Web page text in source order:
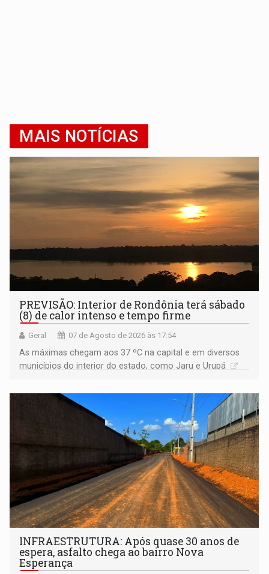
MAIS NOTÍCIAS
PREVISÃO: Interior de Rondônia terá sábado
(8) de calor intenso e tempo firme
Geral 07 de Agosto de 2026 às 17:54
As máximas chegam aos 37 ºC na capital e em diversos
municípios do interior do estado, como Jaru e Urupá
INFRAESTRUTURA: Após quase 30 anos de
espera, asfalto chega ao bairro Nova
Esperança